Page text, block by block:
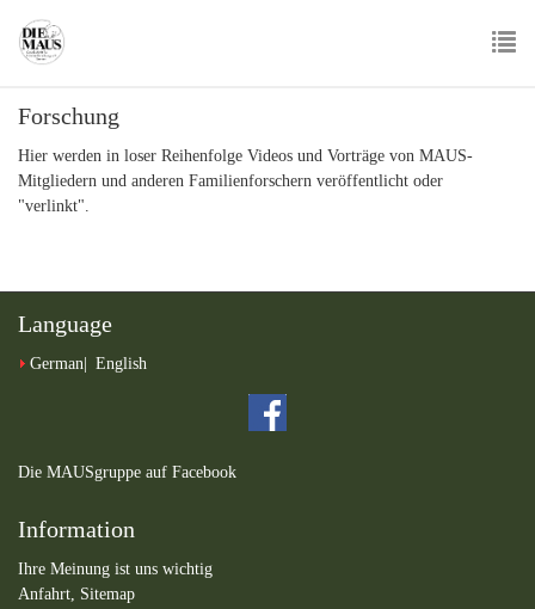
main
Forschung
Hier werden in loser Reihenfolge Videos und Vorträge von MAUS-
Mitgliedern und anderen Familienforschern veröffentlicht oder
"verlinkt".
Language
German English
Die MAUSgruppe auf Facebook
Information
Ihre Meinung ist uns wichtig
Anfahrt, Sitemap